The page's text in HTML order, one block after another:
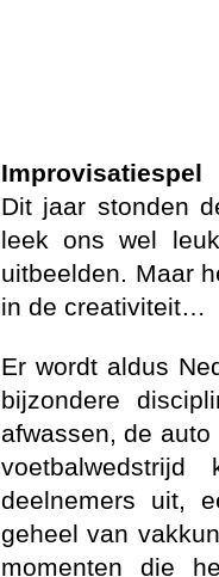
Improvisatiespel
Dit jaar stonden
leek ons wel
uitbeelden. Maar
in de creativiteit…
Er wordt aldus
bijzondere
afwassen, de
deelnemers uit,
geheel van
momenten die